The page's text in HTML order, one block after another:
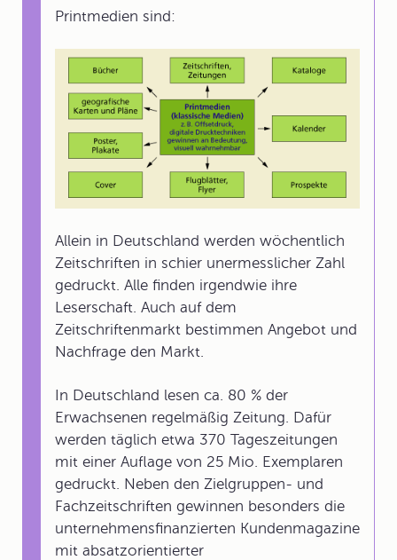
Printmedien sind:
Allein in Deutschland werden wöchentlich
Zeitschriften in schier unermesslicher Zahl
gedruckt. Alle finden irgendwie ihre
Leserschaft. Auch auf dem
Zeitschriftenmarkt bestimmen Angebot und
Nachfrage den Markt.
In Deutschland lesen ca. 80 % der
Erwachsenen regelmäßig Zeitung. Dafür
werden täglich etwa 370 Tageszeitungen
mit einer Auflage von 25 Mio. Exemplaren
gedruckt. Neben den Zielgruppen- und
Fachzeitschriften gewinnen besonders die
unternehmensfinanzierten Kundenmagazine
mit absatzorientierter